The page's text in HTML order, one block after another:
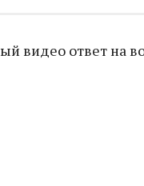
видео ответ на